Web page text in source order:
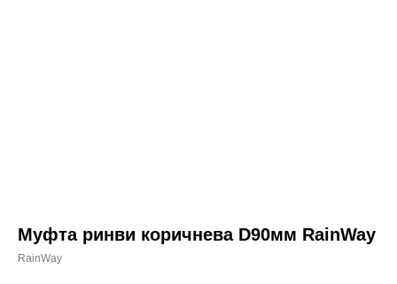
Муфта ринви коричнева D90мм RainWay
RainWay